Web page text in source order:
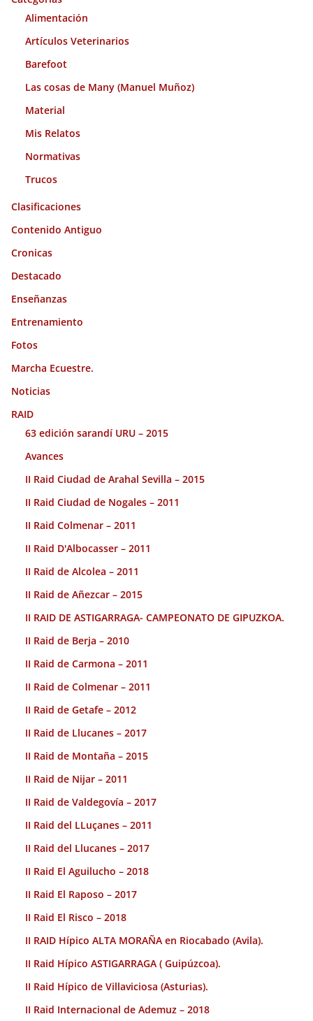
Alimentación
Artículos Veterinarios
Barefoot
Las cosas de Many (Manuel Muñoz)
Material
Mis Relatos
Normativas
Trucos
Clasificaciones
Contenido Antiguo
Cronicas
Destacado
Enseñanzas
Entrenamiento
Fotos
Marcha Ecuestre.
Noticias
RAID
63 edición sarandí URU – 2015
Avances
II Raid Ciudad de Arahal Sevilla – 2015
II Raid Ciudad de Nogales – 2011
II Raid Colmenar – 2011
II Raid D'Albocasser – 2011
II Raid de Alcolea – 2011
II Raid de Añezcar – 2015
II RAID DE ASTIGARRAGA- CAMPEONATO DE GIPUZKOA.
II Raid de Berja – 2010
II Raid de Carmona – 2011
II Raid de Colmenar – 2011
II Raid de Getafe – 2012
II Raid de Llucanes – 2017
II Raid de Montaña – 2015
II Raid de Nijar – 2011
II Raid de Valdegovía – 2017
II Raid del LLuçanes – 2011
II Raid del Llucanes – 2017
II Raid El Aguilucho – 2018
II Raid El Raposo – 2017
II Raid El Risco – 2018
II RAID Hípico ALTA MORAÑA en Riocabado (Avila).
II Raid Hípico ASTIGARRAGA ( Guipúzcoa).
II Raid Hípico de Villaviciosa (Asturias).
II Raid Internacional de Ademuz – 2018